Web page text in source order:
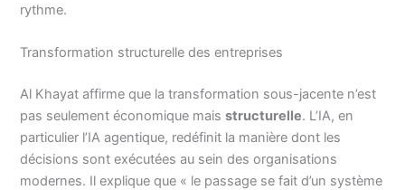
rythme.
Transformation structurelle des entreprises
Al Khayat affirme que la transformation sous-jacente n’est
pas seulement économique maisstructurelle. L’IA, en
particulier l’IA agentique, redéfinit la manière dont les
décisions sont exécutées au sein des organisations
modernes. Il explique que « le passage se fait d’un système